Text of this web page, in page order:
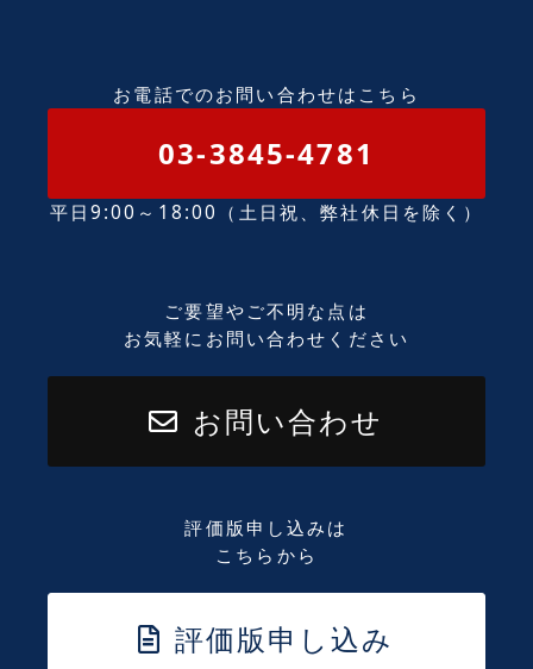
お電話でのお問い合わせはこちら
03-3845-4781
平日9:00～18:00（土日祝、弊社休日を除く）
ご要望やご不明な点は
お気軽にお問い合わせください
お問い合わせ
評価版申し込みは
こちらから
評価版申し込み